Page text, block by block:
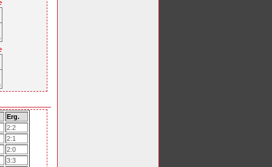
Erg.
2:2
2:1
2:0
3:3